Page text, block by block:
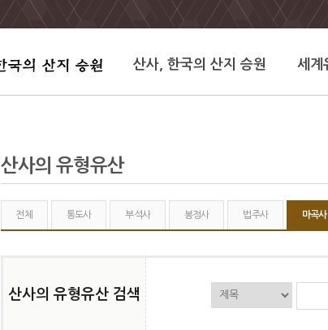
산사, 한국의 산지 승원 세계
산사의 유형유산
전체 통도사 부석사 봉정사 법주사 마곡사
산사의 유형유산 검색